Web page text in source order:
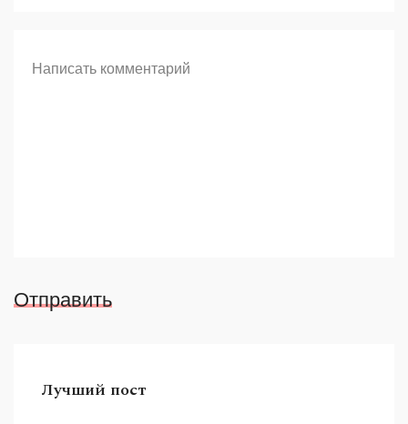
Отправить
Лучший пост